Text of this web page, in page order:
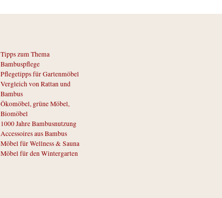
Tipps zum Thema
Bambuspflege
Pflegetipps für Gartenmöbel
Vergleich von Rattan und
Bambus
Ökomöbel, grüne Möbel,
Biomöbel
1000 Jahre Bambusnutzung
Accessoires aus Bambus
Möbel für Wellness & Sauna
Möbel für den Wintergarten